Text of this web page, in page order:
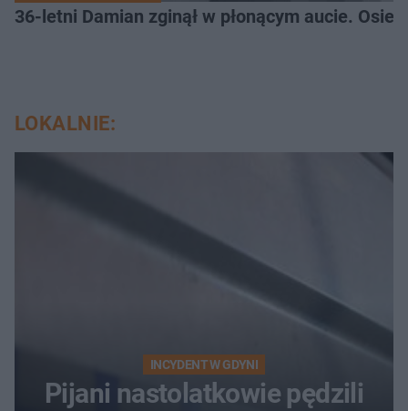
36-letni Damian zginął w płonącym aucie.
LOKALNIE:
INCYDENT W GDYNI
Pijani nastolatkowie pędzili